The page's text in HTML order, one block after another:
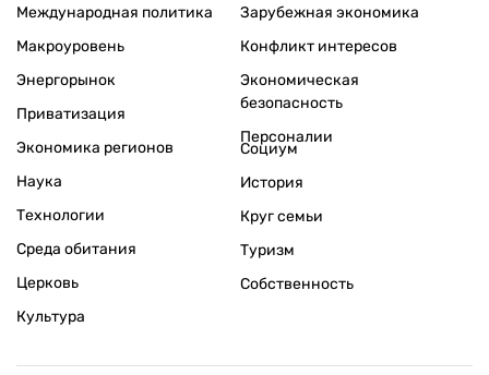
Международная политика
Макроуровень
Энергорынок
Приватизация
Экономика регионов
Зарубежная экономика
Конфликт интересов
Экономическая
безопасность
Персоналии
Наука
Технологии
Среда обитания
Церковь
Культура
Социум
История
Круг семьи
Туризм
Собственность